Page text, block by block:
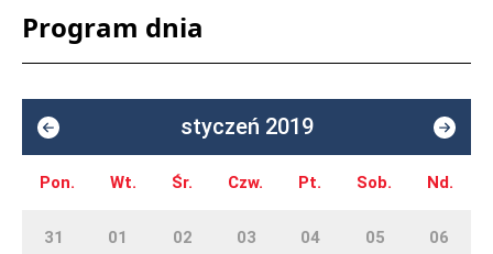
Program dnia
styczeń 2019
Pon. Wt. Śr. Czw. Pt. Sob. Nd.
31 01 02 03 04 05 06